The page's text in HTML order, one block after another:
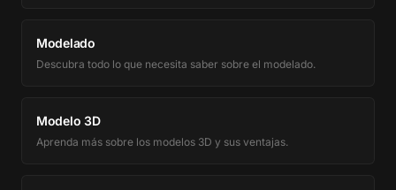
Modelado
Descubra todo lo que necesita saber sobre el modelado.
Modelo 3D
Aprenda más sobre los modelos 3D y sus ventajas.